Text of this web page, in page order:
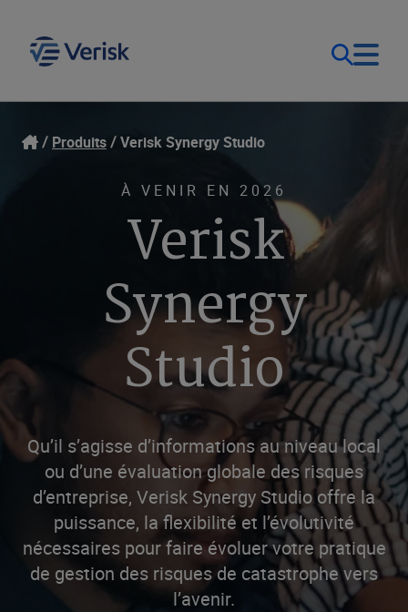
Notre objectif
Nos solutions
Ressources
Entreprise
Ouverture de session
Contact Us
Canada (FR)
Produits Verisk Synergy Studio
À VENIR EN 2026
Verisk
Synergy
Studio
Qu’il s’agisse d’informations au niveau local
ou d’une évaluation globale des risques
d’entreprise, Verisk Synergy Studio offre la
puissance, la flexibilité et l’évolutivité
nécessaires pour faire évoluer votre pratique
de gestion des risques de catastrophe vers
l’avenir.